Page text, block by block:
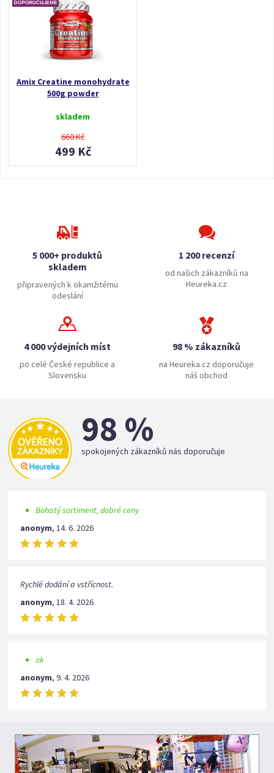
Amix Creatine monohydrate
500g powder
skladem
660 Kč
499 Kč
5 000+ produktů
skladem
připravených k okamžitému
odeslání
1 200 recenzí
od našich zákazníků na
Heureka.cz
4 000 výdejních míst
po celé České republice a
Slovensku
98 % zákazníků
na Heureka.cz doporučuje
náš obchod
98 %
spokojených zákazníků nás doporučuje
Bohatý sortiment, dobré ceny
anonym,14. 6. 2026
Rychlé dodání a vstřícnost.
anonym,18. 4. 2026
ok
anonym,9. 4. 2026